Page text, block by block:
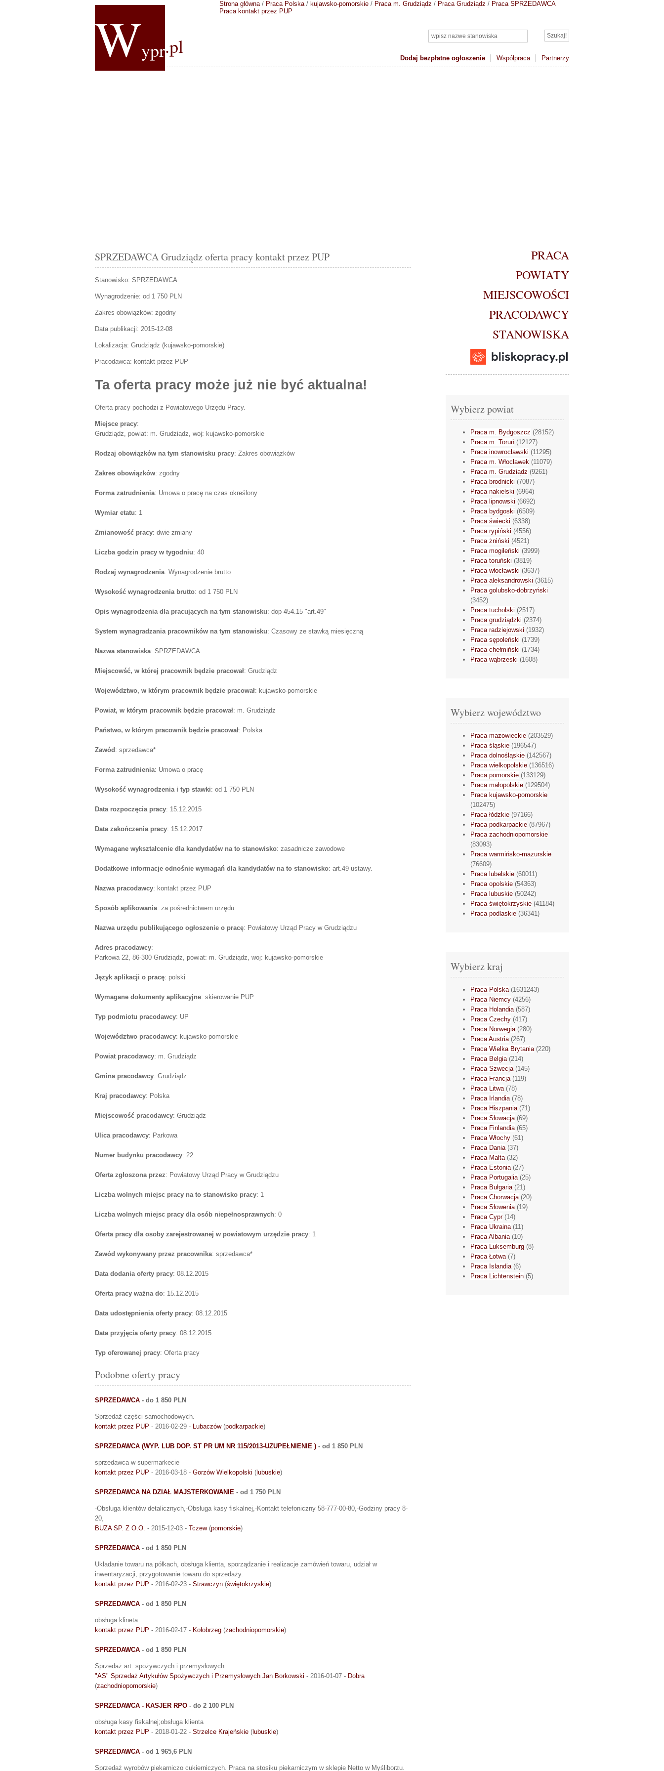
Wypr.pl
Dodaj bezpłatne ogłoszenie Współpraca Partnerzy
Strona główna/ Praca Polska/ kujawsko-pomorskie / Praca m. Grudziądz / Praca Grudziądz / Praca SPRZEDAWCA
Praca kontakt przez PUP
SPRZEDAWCA Grudziądz oferta pracy kontakt przez PUP
Stanowisko: SPRZEDAWCA
Wynagrodzenie: od 1 750 PLN
Zakres obowiązków: zgodny
Data publikacji: 2015-12-08
Lokalizacja: Grudziądz (kujawsko-pomorskie)
Pracodawca: kontakt przez PUP
Ta oferta pracy może już nie być aktualna!
Oferta pracy pochodzi z Powiatowego Urzędu Pracy.
Miejsce pracy:
Grudziądz, powiat: m. Grudziądz, woj: kujawsko-pomorskie
Rodzaj obowiązków na tym stanowisku pracy: Zakres obowiązków
Zakres obowiązków: zgodny
Forma zatrudnienia: Umowa o pracę na czas określony
Wymiar etatu: 1
Zmianowość pracy: dwie zmiany
Liczba godzin pracy w tygodniu: 40
Rodzaj wynagrodzenia: Wynagrodzenie brutto
Wysokość wynagrodzenia brutto: od 1 750 PLN
Opis wynagrodzenia dla pracujących na tym stanowisku: dop 454.15 "art.49"
System wynagradzania pracowników na tym stanowisku: Czasowy ze stawką miesięczną
Nazwa stanowiska: SPRZEDAWCA
Miejscowść, w której pracownik będzie pracował: Grudziądz
Województwo, w którym pracownik będzie pracował: kujawsko-pomorskie
Powiat, w którym pracownik będzie pracował: m. Grudziądz
Państwo, w którym pracownik będzie pracował: Polska
Zawód : sprzedawca*
Forma zatrudnienia: Umowa o pracę
Wysokość wynagrodzenia i typ stawki: od 1 750 PLN
Data rozpoczęcia pracy: 15.12.2015
Data zakończenia pracy: 15.12.2017
Wymagane wykształcenie dla kandydatów na to stanowisko: zasadnicze zawodowe
Dodatkowe informacje odnośnie wymagań dla kandydatów na to stanowisko: art.49 ustawy.
Nazwa pracodawcy: kontakt przez PUP
Sposób aplikowania: za pośrednictwem urzędu
Nazwa urzędu publikującego ogłoszenie o pracę: Powiatowy Urząd Pracy w Grudziądzu
Adres pracodawcy:
Parkowa 22, 86-300 Grudziądz, powiat: m. Grudziądz, woj: kujawsko-pomorskie
Język aplikacji o pracę: polski
Wymagane dokumenty aplikacyjne: skierowanie PUP
Typ podmiotu pracodawcy: UP
Województwo pracodawcy: kujawsko-pomorskie
Powiat pracodawcy: m. Grudziądz
Gmina pracodawcy: Grudziądz
Kraj pracodawcy: Polska
Miejscowość pracodawcy: Grudziądz
Ulica pracodawcy: Parkowa
Numer budynku pracodawcy: 22
Oferta zgłoszona przez: Powiatowy Urząd Pracy w Grudziądzu
Liczba wolnych miejsc pracy na to stanowisko pracy: 1
Liczba wolnych miejsc pracy dla osób niepełnosprawnych: 0
Oferta pracy dla osoby zarejestrowanej w powiatowym urzędzie pracy: 1
Zawód wykonywany przez pracownika: sprzedawca*
Data dodania oferty pracy: 08.12.2015
Oferta pracy ważna do: 15.12.2015
Data udostępnienia oferty pracy: 08.12.2015
Data przyjęcia oferty pracy: 08.12.2015
Typ oferowanej pracy: Oferta pracy
Podobne oferty pracy
SPRZEDAWCA - do 1 850 PLN
Sprzedaż części samochodowych.
kontakt przez PUP - 2016-02-29 - Lubaczów(podkarpackie)
SPRZEDAWCA (WYP. LUB DOP. ST PR UM NR 115/2013-UZUPEŁNIENIE ) - od 1 850 PLN
sprzedawca w supermarkecie
kontakt przez PUP - 2016-03-18 - Gorzów Wielkopolski ( lubuskie)
SPRZEDAWCA NA DZIAŁ MAJSTERKOWANIE - od 1 750 PLN
-Obsługa klientów detalicznych,-Obsługa kasy fiskalnej,-Kontakt telefoniczny 58-777-00-80,-Godziny pracy 8-
20,
BUZA SP. Z O.O. - 2015-12-03 - Tczew(pomorskie)
SPRZEDAWCA - od 1 850 PLN
Układanie towaru na półkach, obsługa klienta, sporządzanie i realizacje zamówień towaru, udział w
inwentaryzacji, przygotowanie towaru do sprzedaży.
kontakt przez PUP - 2016-02-23 - Strawczyn (świętokrzyskie)
SPRZEDAWCA - od 1 850 PLN
obsługa klineta
kontakt przez PUP - 2016-02-17 - Kołobrzeg (zachodniopomorskie)
SPRZEDAWCA - od 1 850 PLN
Sprzedaż art. spożywczych i przemysłowych
"AS" Sprzedaż Artykułów Spożywczych i Przemysłowych Jan Borkowski - 2016-01-07 - Dobra
(zachodniopomorskie)
SPRZEDAWCA - KASJER RPO - do 2 100 PLN
obsługa kasy fiskalnej;obsługa klienta
kontakt przez PUP - 2018-01-22 - Strzelce Krajeńskie ( lubuskie)
SPRZEDAWCA - od 1 965,6 PLN
Sprzedaż wyrobów piekarniczo cukierniczych. Praca na stosiku piekarniczym w sklepie Netto w Myśliborzu.
PRACA
POWIATY
MIEJSCOWOŚCI
PRACODAWCY
STANOWISKA
Wybierz powiat
Praca m. Bydgoszcz (28152)
Praca m. Toruń (12127)
Praca inowrocławski (11295)
Praca m. Włocławek (11079)
Praca m. Grudziądz (9261)
Praca brodnicki (7087)
Praca nakielski (6964)
Praca lipnowski (6692)
Praca bydgoski (6509)
Praca świecki (6338)
Praca rypiński (4556)
Praca żniński (4521)
Praca mogileński (3999)
Praca toruński (3819)
Praca włocławski (3637)
Praca aleksandrowski (3615)
Praca golubsko-dobrzyński
(3452)
Praca tucholski (2517)
Praca grudziądzki (2374)
Praca radziejowski (1932)
Praca sępoleński (1739)
Praca chełmiński (1734)
Praca wąbrzeski (1608)
Wybierz województwo
Praca mazowieckie (203529)
Praca śląskie (196547)
Praca dolnośląskie (142567)
Praca wielkopolskie (136516)
Praca pomorskie (133129)
Praca małopolskie (129504)
Praca kujawsko-pomorskie
(102475)
Praca łódzkie (97166)
Praca podkarpackie (87967)
Praca zachodniopomorskie
(83093)
Praca warmińsko-mazurskie
(76609)
Praca lubelskie (60011)
Praca opolskie (54363)
Praca lubuskie (50242)
Praca świętokrzyskie (41184)
Praca podlaskie (36341)
Wybierz kraj
Praca Polska(1631243)
Praca Niemcy (4256)
Praca Holandia(587)
Praca Czechy (417)
Praca Norwegia(280)
Praca Austria(267)
Praca Wielka Brytania(220)
Praca Belgia(214)
Praca Szwecja(145)
Praca Francja(119)
Praca Litwa(78)
Praca Irlandia(78)
Praca Hiszpania(71)
Praca Słowacja(69)
Praca Finlandia(65)
Praca Włochy (61)
Praca Dania(37)
Praca Malta(32)
Praca Estonia(27)
Praca Portugalia(25)
Praca Bułgaria(21)
Praca Chorwacja(20)
Praca Słowenia(19)
Praca Cypr(14)
Praca Ukraina(11)
Praca Albania(10)
Praca Luksemburg (8)
Praca Łotwa(7)
Praca Islandia(6)
Praca Lichtenstein (5)